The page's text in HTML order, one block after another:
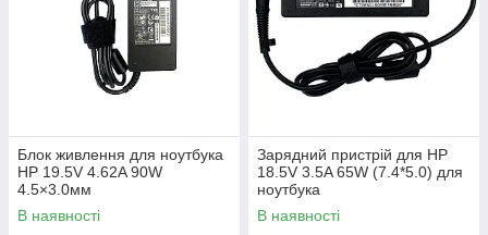
Блок живлення для ноутбука
HP 19.5V 4.62A 90W
4.5×3.0мм
В наявності
Зарядний пристрій для HP
18.5V 3.5A 65W (7.4*5.0) для
ноутбука
В наявності